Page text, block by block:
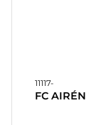
11117-
FC